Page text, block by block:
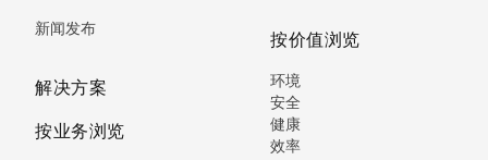
新闻发布
解决方案
按业务浏览
按价值浏览
环境
安全
健康
效率